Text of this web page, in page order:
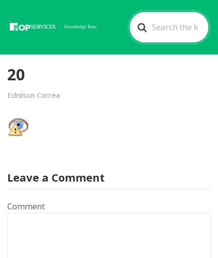
Search
For
20
Ednilson Correa
Leave a Comment
Comment